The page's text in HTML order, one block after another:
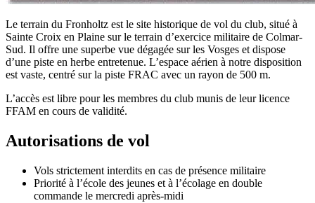
Le terrain du Fronholtz est le site historique de vol du club, situé à
Sainte Croix en Plaine sur le terrain d’exercice militaire de Colmar-
Sud. Il offre une superbe vue dégagée sur les Vosges et dispose
d’une piste en herbe entretenue. L’espace aérien à notre disposition
est vaste, centré sur la piste FRAC avec un rayon de 500 m.
L’accès est libre pour les membres du club munis de leur licence
FFAM en cours de validité.
Autorisations de vol
Vols strictement interdits en cas de présence militaire
Priorité à l’école des jeunes et à l’écolage en double
commande le mercredi après-midi